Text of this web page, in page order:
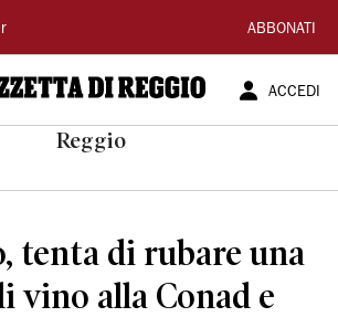
ABBONATI
ACCEDI
Reggio
tenta di rubare una
vino alla Conad e